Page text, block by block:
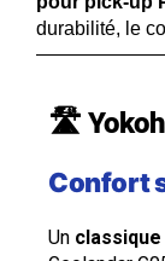
durabilité, le
🛣️
Confort
Un